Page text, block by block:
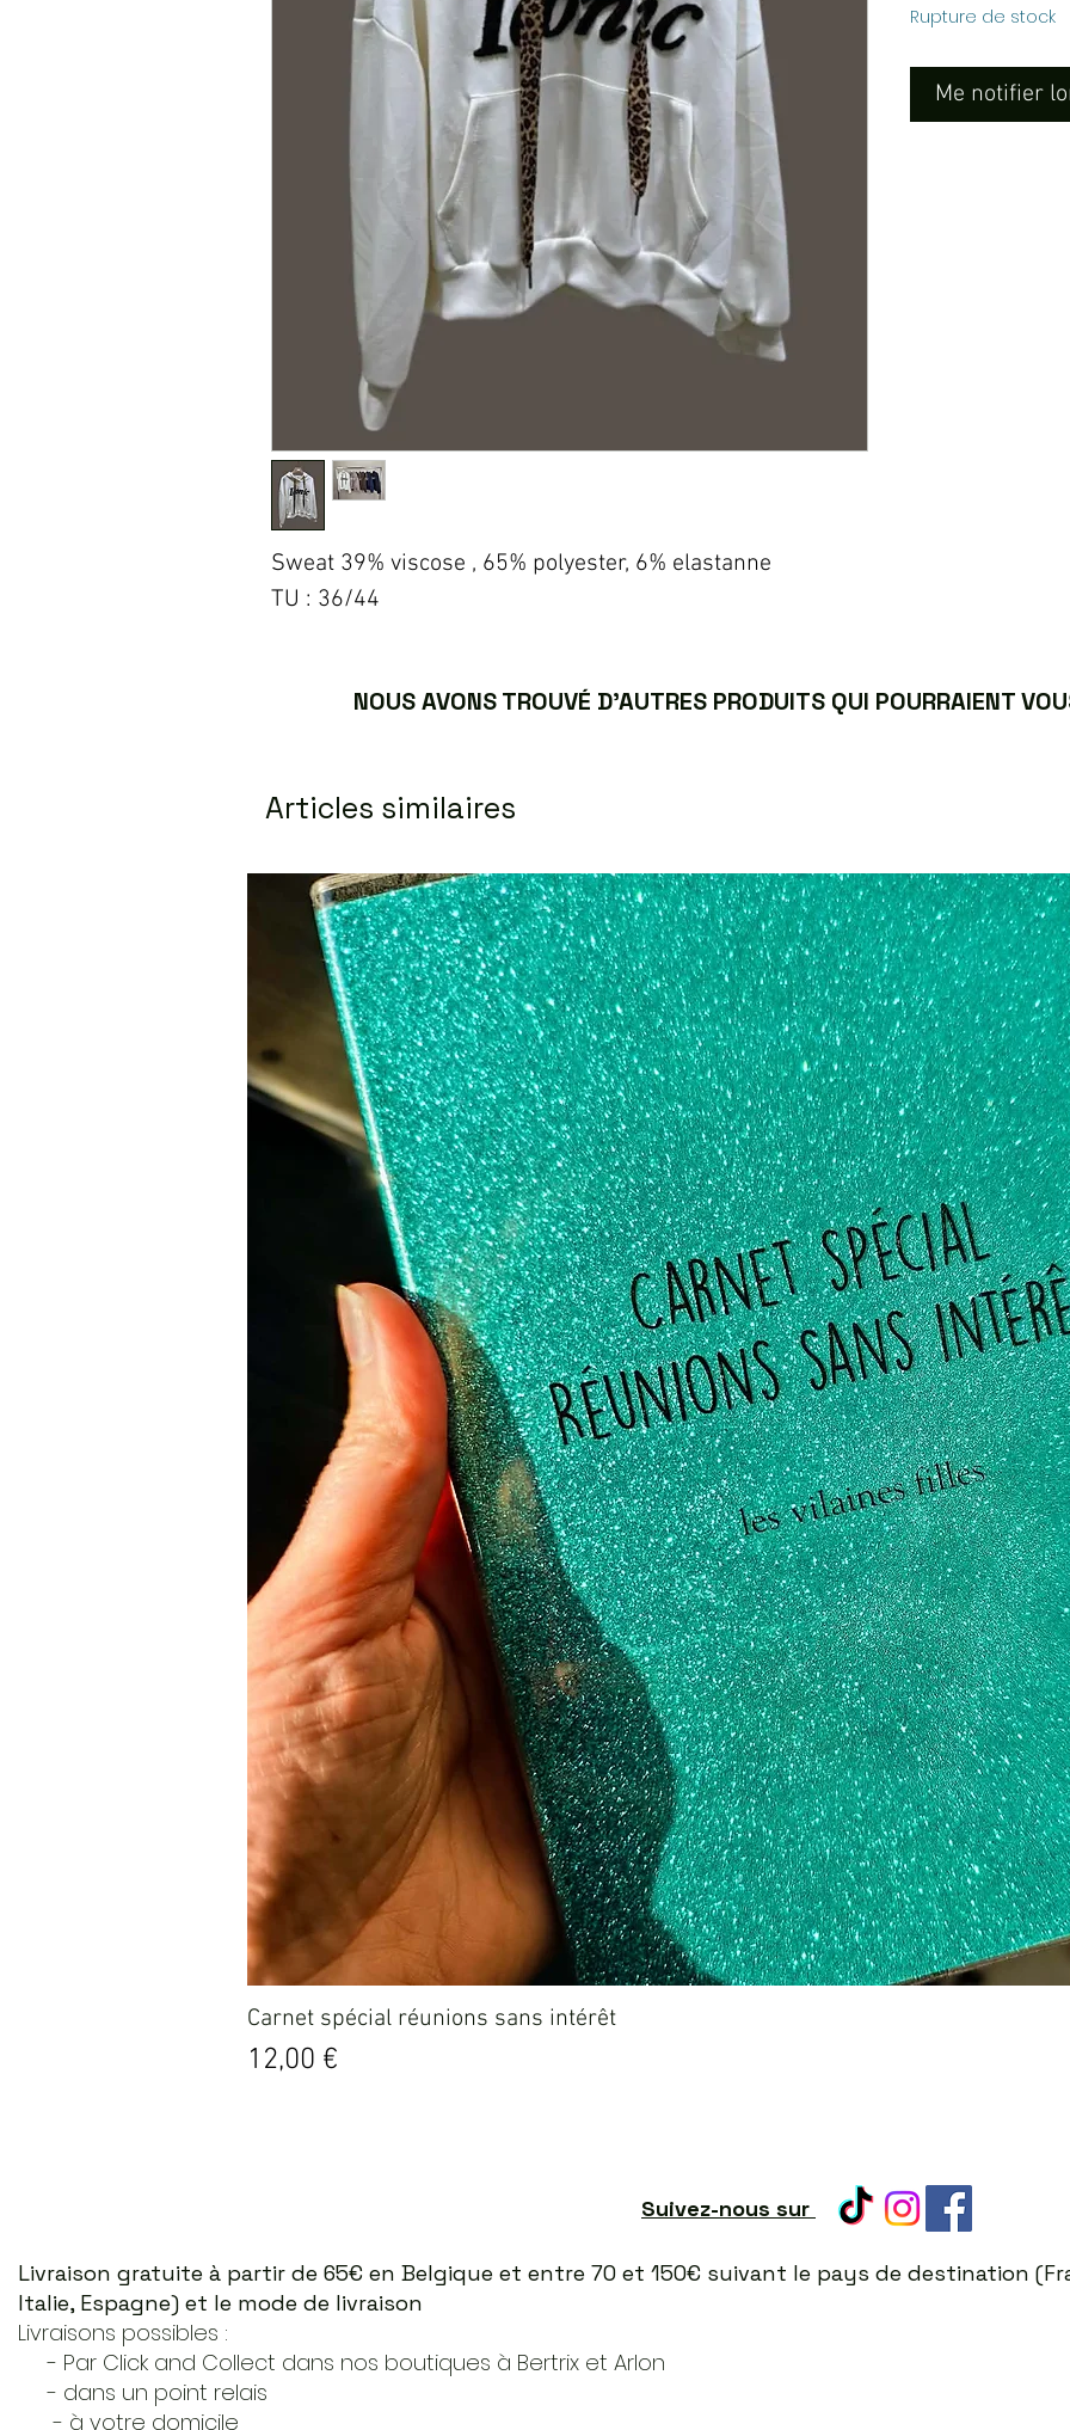
Sweat 39% viscose , 65% polyester, 6% elastanne
TU : 36/44
Rupture de stock
Me notifier
NOUS AVONS TROUVÉ D’AUTRES PRODUITS QUI POURRAIENT
Articles similaires
Carnet spécial réunions sans intérêt
Prix
12,00 €
Suivez-nous sur
Livraison gratuite à partir de 65€ en Belgique et entre 70 et 150€ suivant le pays de destination
Italie, Espagne) et le mode de livraison
Livraisons possibles :
- Par Click and Collect dans nos boutiques à Bertrix et Arlon
- dans un point relais
- à votre domicile